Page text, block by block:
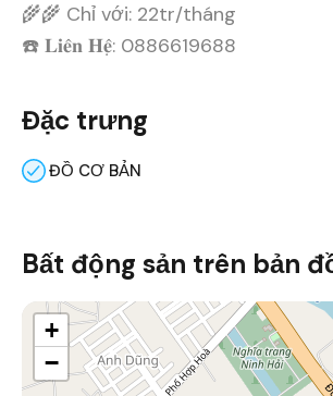
🌾🌾 Chỉ với: 22tr/tháng
☎️ 𝐋𝐢𝐞̂𝐧 𝐇𝐞̣̂: 0886619688
Đặc trưng
ĐỒ CƠ BẢN
Bất động sản trên bản
+
−